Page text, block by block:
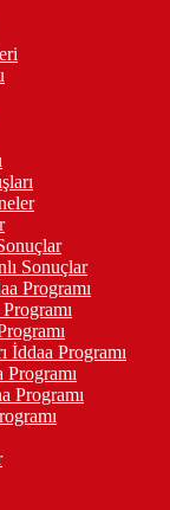
Sonuçlar
Programı
İddaa Programı
Programı